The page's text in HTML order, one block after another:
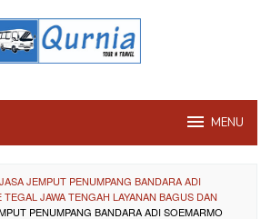
MENU
JASA JEMPUT PENUMPANG BANDARA ADI
JAWA TENGAH LAYANAN BAGUS DAN
PENUMPANG BANDARA ADI SOEMARMO